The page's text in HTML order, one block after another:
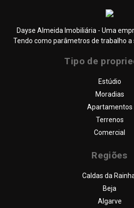
Dayse Almeida Imobiliária - Uma
Tendo como parâmetros de trabalho a
Tipo de
Estúdio
Moradias
Apartamentos
Terrenos
Comercial
Regiões
Caldas da
Beja
Algarve